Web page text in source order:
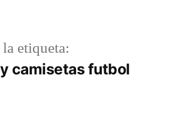
etiqueta:
camisetas futbol